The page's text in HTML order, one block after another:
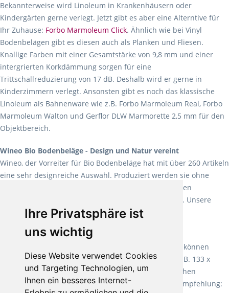
Ihre Privatsphäre ist
uns wichtig
Diese Website verwendet Cookies
und Targeting Technologien, um
Ihnen ein besseres Internet-
Bekannterweise wird Linoleum in Krankenhäusern oder
Kindergärten gerne verlegt. Jetzt gibt es aber eine Alterntive für
Ihr Zuhause: Forbo Marmoleum Click. Ähnlich wie bei Vinyl
Bodenbelägen gibt es diesen auch als Planken und Fliesen.
Knallige Farben mit einer Gesamtstärke von 9,8 mm und einer
intergrierten Korkdämmung sorgen für eine
Trittschallreduzierung von 17 dB. Deshalb wird er gerne in
Kinderzimmern verlegt. Ansonsten gibt es noch das klassische
Linoleum als Bahnenware wie z.B. Forbo Marmoleum Real, Forbo
Marmoleum Walton und Gerflor DLW Marmorette 2,5 mm für den
Objektbereich.
Wineo Bio Bodenbeläge - Design und Natur vereint
Wineo, der Vorreiter für Bio Bodenbeläge hat mit über 260 Artikeln
eine sehr designreiche Auswahl. Produziert werden sie ohne
Weichmacher und Lösungsmittel. Mit allen verfügbaren
Verlegearten ist er für jegliche Bauvorhaben attraktiv. Unsere
Empfehlung:Wineo 1000 Multi Layer XXL.
Teppiche für ein angenehmes Laufgefühl
machen es schon lange vor. Sie können
Teppich in Ihrem gewünschten Sondermaß kaufen, z.B. 133 x
60cm. Vor allem in Schlafzimmern aufgrund der weichen
Oberfläche ein sehr beliebter Zusatzboden. Unsere Empfehlung: